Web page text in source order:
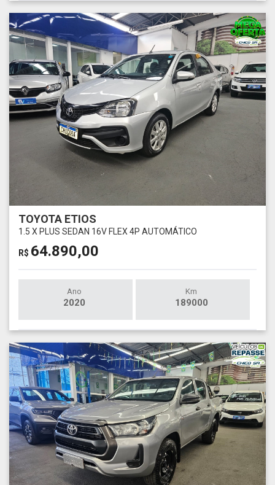
TOYOTA ETIOS
1.5 X PLUS SEDAN 16V FLEX 4P AUTOMÁTICO
R$ 64.890,00
Ano
2020
Km
189000